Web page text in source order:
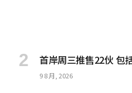
首岸周三推售22伙 包
9 8 月, 2026